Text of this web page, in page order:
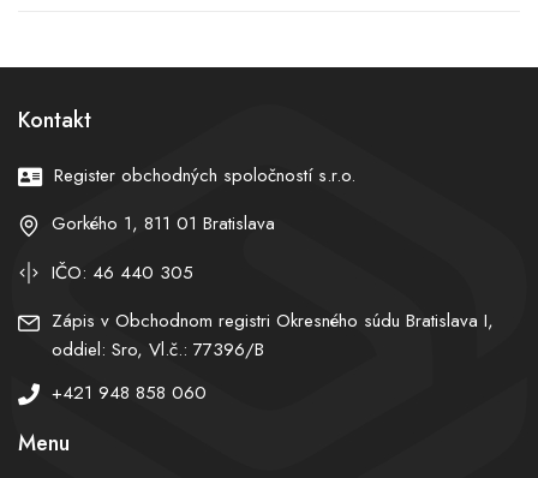
Kontakt
Register obchodných spoločností s.r.o.
Gorkého 1, 811 01 Bratislava
IČO: 46 440 305
Zápis v Obchodnom registri Okresného súdu Bratislava I,
oddiel: Sro, Vl.č.: 77396/B
+421 948 858 060
Menu